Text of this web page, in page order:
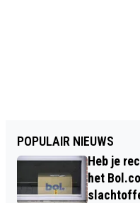
POPULAIR NIEUWS
Heb je
het